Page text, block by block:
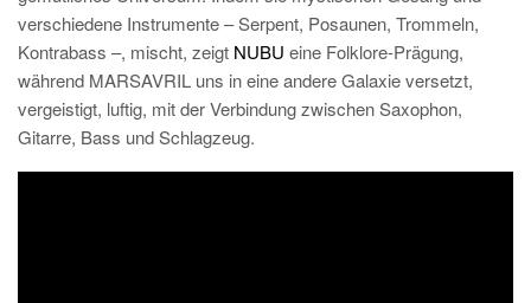
verschiedene Instrumente – Serpent, Posaunen, Trommeln,
Kontrabass –, mischt, zeigt NUBU eine Folklore-Prägung,
während MARSAVRIL uns in eine andere Galaxie versetzt,
vergeistigt, luftig, mit der Verbindung zwischen Saxophon,
Gitarre, Bass und Schlagzeug.